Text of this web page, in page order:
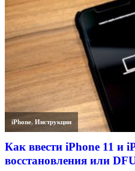
iPhone,Инструкции
Как ввести iPhone 11 и
восстановления или